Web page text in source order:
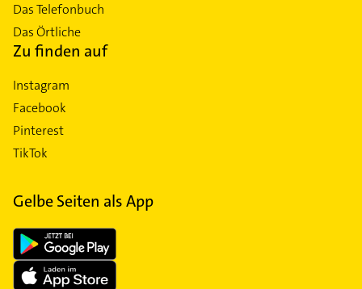
Das Telefonbuch
Das Örtliche
Zu finden auf
Instagram
Facebook
Pinterest
TikTok
Gelbe Seiten als App